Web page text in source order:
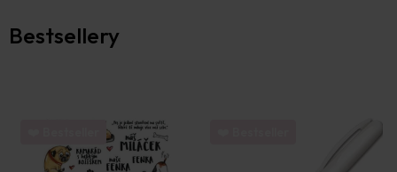
Bestsellery